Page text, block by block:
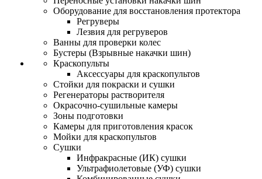
Оборудование для восстановления протектора
Регруверы
Лезвия для регруверов
Ванны для проверки колес
Бустеры (Взрывные накачки шин)
Краскопульты
Аксессуары для краскопультов
Стойки для покраски и сушки
Регенераторы растворителя
Окрасочно-сушильные камеры
Зоны подготовки
Камеры для приготовления красок
Мойки для краскопультов
Сушки
Инфракрасные (ИК) сушки
Ультрафиолетовые (УФ) сушки